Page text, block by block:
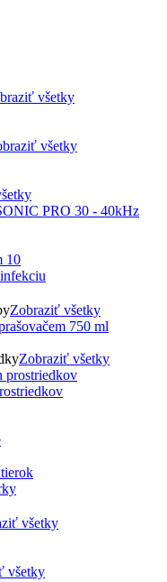
všetky
všetky
Zobraziť všetky
Zobraziť všetky
všetky
všetky